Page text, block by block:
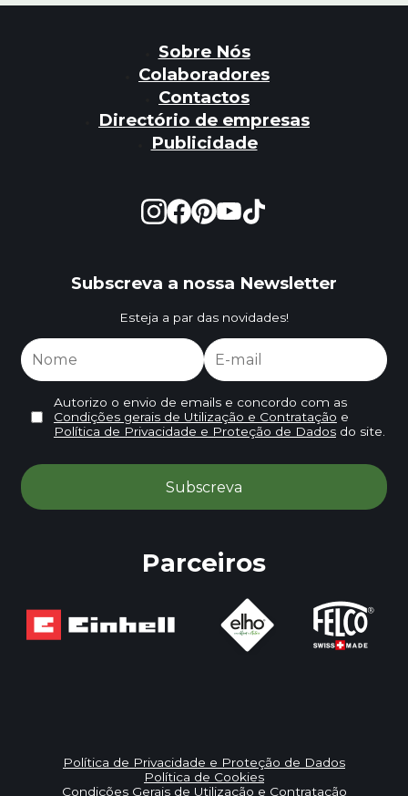
Sobre Nós
Colaboradores
Contactos
Directório de empresas
Publicidade
Subscreva a nossa Newsletter
Esteja a par das novidades!
Autorizo o envio de emails e concordo com as
Condições gerais de Utilização e Contratação e
Política de Privacidade e Proteção de Dadosdo site.
Parceiros
Política de Privacidade e Proteção de Dados
Política de Cookies
Condições Gerais de Utilização e Contratação